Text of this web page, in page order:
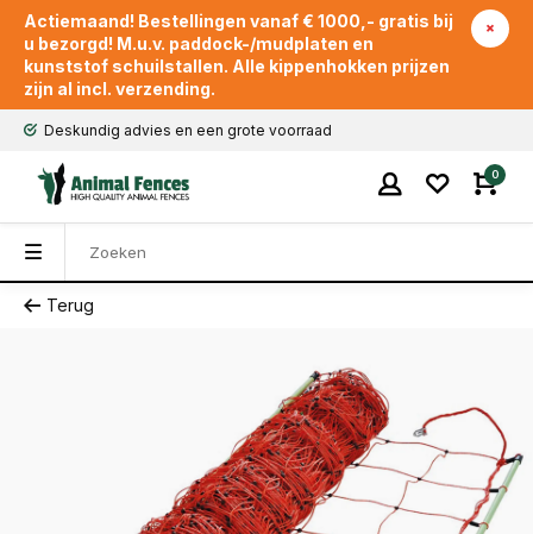
Actiemaand! Bestellingen vanaf € 1000,- gratis bij
u bezorgd! M.u.v. paddock-/mudplaten en
kunststof schuilstallen. Alle kippenhokken prijzen
zijn al incl. verzending.
Deskundig advies en een grote voorraad
0
Terug